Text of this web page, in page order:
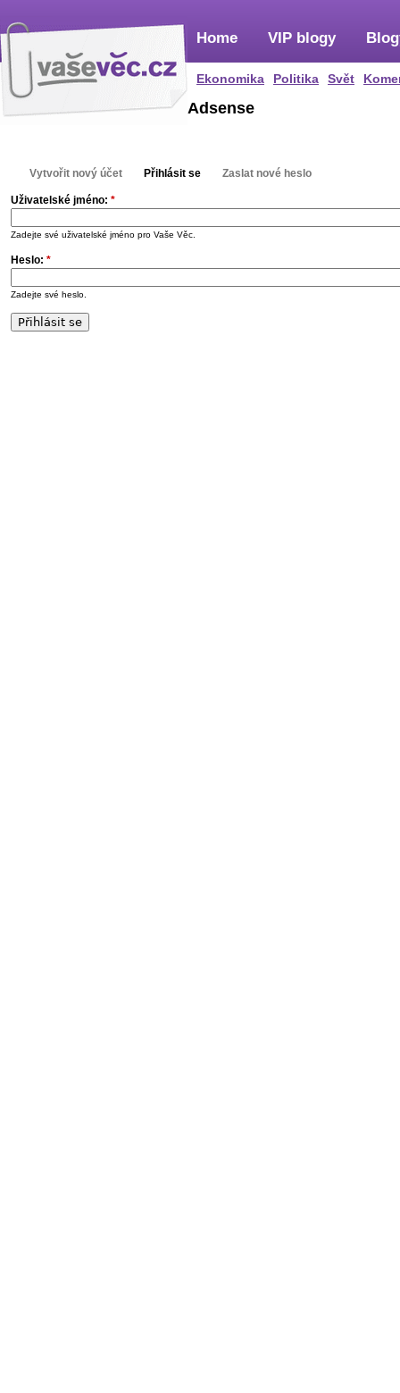
Home
Ekonomika Politika Svět
VIP blogy
Adsense
Vytvořit nový účet Přihlásit se Zaslat nové heslo
Uživatelské jméno: *
Zadejte své uživatelské jméno pro Vaše Věc.
Heslo: *
Zadejte své heslo.